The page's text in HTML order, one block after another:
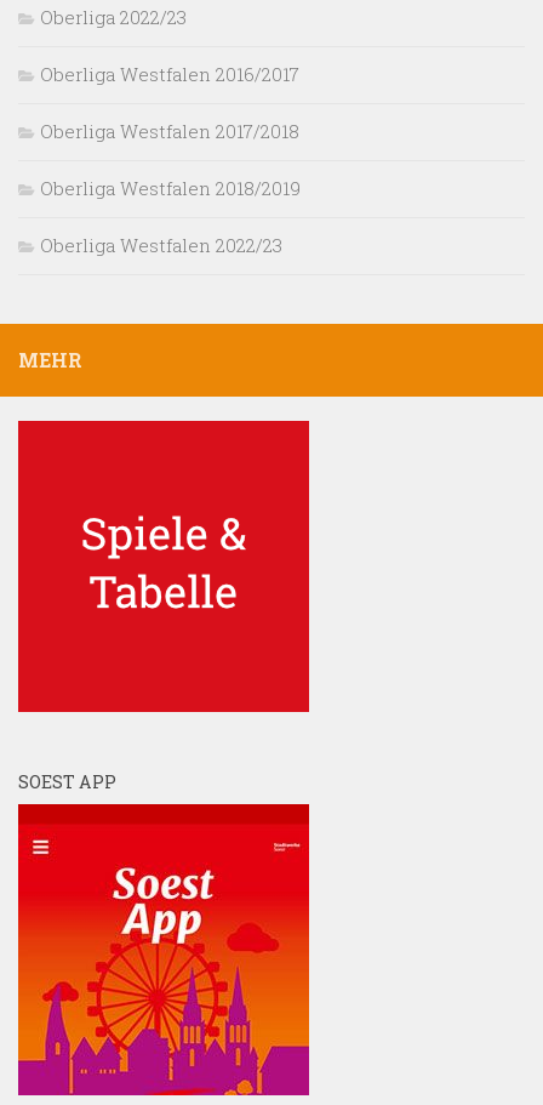
Oberliga 2022/23
Oberliga Westfalen 2016/2017
Oberliga Westfalen 2017/2018
Oberliga Westfalen 2018/2019
Oberliga Westfalen 2022/23
MEHR
SOEST APP